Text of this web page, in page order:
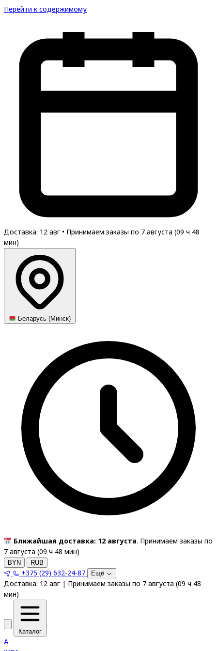
Перейти к содержимому
Доставка: 12 авг • Принимаем заказы по 7 августа (09 ч 48
мин)
Беларусь (Минск)
Ближайшая доставка: 12 августа. Принимаем заказы по
7 августа (09 ч 48 мин)
BYN RUB
+375 (29) 632-24-87 Ещё
Доставка: 12 авг | Принимаем заказы по 7 августа (09 ч 48
мин)
Каталог
A